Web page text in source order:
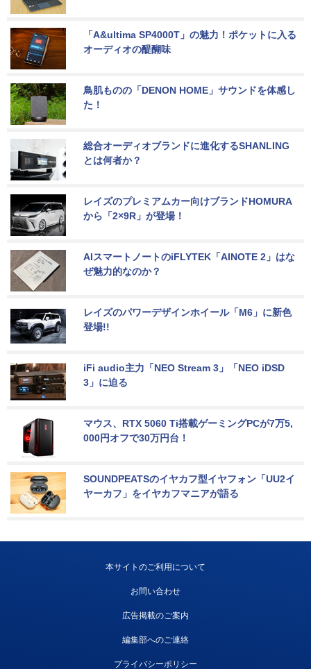
「A&ultima SP4000T」の魅力！ポケットに入る
オーディオの醍醐味
鳥肌ものの「DENON HOME」サウンドを体感し
た！
総合オーディオブランドに進化するSHANLING
とは何者か？
レイズのプレミアムカー向けブランドHOMURA
から「2×9R」が登場！
AIスマートノートのiFLYTEK「AINOTE 2」はな
ぜ魅力的なのか？
レイズのパワーデザインホイール「M6」に新色
登場!!
iFi audio主力「NEO Stream 3」「NEO iDSD
3」に迫る
マウス、RTX 5060 Ti搭載ゲーミングPCが7万5,
000円オフで30万円台！
SOUNDPEATSのイヤカフ型イヤフォン「UU2イ
ヤーカフ」をイヤカフマニアが語る
本サイトのご利用について
お問い合わせ
広告掲載のご案内
編集部へのご連絡
プライバシーポリシー